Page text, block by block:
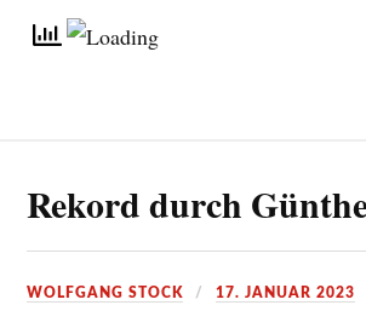
Rekord durch
WOLFGANG STOCK 17. JANUAR 2023